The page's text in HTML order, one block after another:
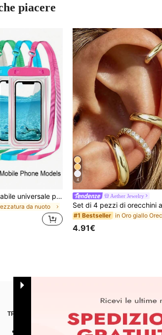
piacere
Custodia impermeabile universale per telefono, Borsa impermeabile per telefono - Con funzione luminosa, Borsa impermeabile per telefono, Custodia impermeabile per telefono, Compatibile con 17 16 15 14 13 Pro Max Plus Air, Adatta per nuoto, rafting, immersioni, fotografia subacquea, spiaggia, sport all'aperto, viaggi, vacanze, piscina, sport all'aperto, Confezione da 8/5/4/3/2/1, Essenziali estivi
da nuoto
4
Aether Jewelry
#1 Bestseller
4.91€
TROVACI SU APP